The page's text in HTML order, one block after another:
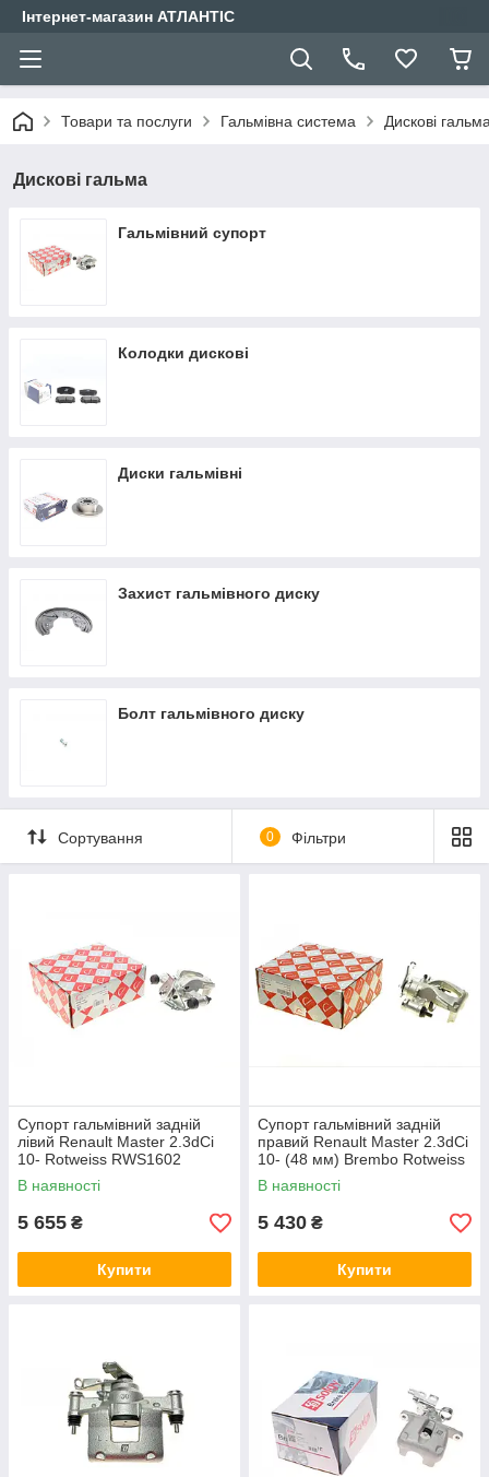
Інтернет-магазин АТЛАНТІС
Товари та послуги Гальмівна система Дискові
Дискові гальма
Гальмівний супорт
Колодки дискові
Диски гальмівні
Захист гальмівного диску
Болт гальмівного диску
Сортування 0 Фільтри
Супорт гальмівний задній
лівий Renault Master 2.3dCi
10- Rotweiss RWS1602
В наявності
5 655 ₴
Купити
Супорт гальмівний задній
правий Renault Master 2.3dCi
10- (48 мм) Brembo Rotweiss
RWS1603
В наявності
5 430 ₴
Купити